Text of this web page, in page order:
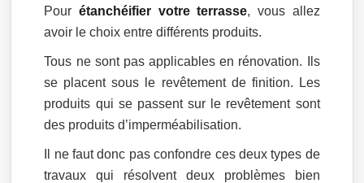
Pourétanchéifier votre terrasse, vous allez
avoir le choix entre différents produits.
Tous ne sont pas applicables en rénovation. Ils
se placent sous le revêtement de finition. Les
produits qui se passent sur le revêtement sont
des produits d’imperméabilisation.
Il ne faut donc pas confondre ces deux types de
travaux qui résolvent deux problèmes bien